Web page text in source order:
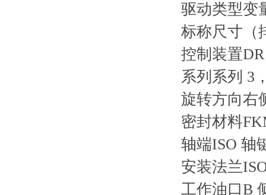
驱动类型变
标称尺寸（
控制装置
系列 系列 3
旋转方向右
密封材料
轴端ISO 轴
安装法兰
工作油口B